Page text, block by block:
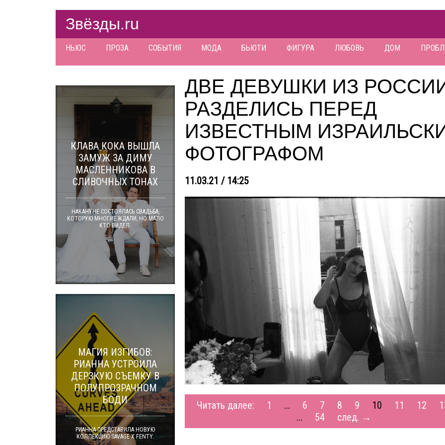
Звёзды.ru
НЬЮС ПРОЗА СОБЫТИЯ МОДА БЬЮТИ ФИГУРА ЛЮБОВЬ ДОМ
ДВЕ ДЕВУШКИ ИЗ
РАЗДЕЛИСЬ ПЕРЕД
ИЗВЕСТНЫМ
ФОТОГРАФОМ
11.03.21 / 14:25
Читать далее: 1 ... 6 7 8 9 10 11 12
...
54 след. →
КЛАВА КОКА ВЫШЛА
ЗАМУЖ ЗА ДИМУ
МАСЛЕННИКОВА В
СЛИВОЧНЫХ ТОНАХ
НАКАНУНЕ СОСТОЯЛАСЬ СВАДЬБА,
КОТОРУЮ МНОГИЕ ЖДАЛИ, НО МАЛО
КТО ВИДЕЛ.
МАГИЯ ИЗГИБОВ:
РИАННА УСТРОИЛА
ДЕРЗКУЮ СЪЕМКУ В
ПОЛУПРОЗРАЧНОМ
БОДИ
РИАННА ПРЕДСТАВИЛА НОВУЮ
КОЛЛЕКЦИЮ SAVAGE X FENTY.